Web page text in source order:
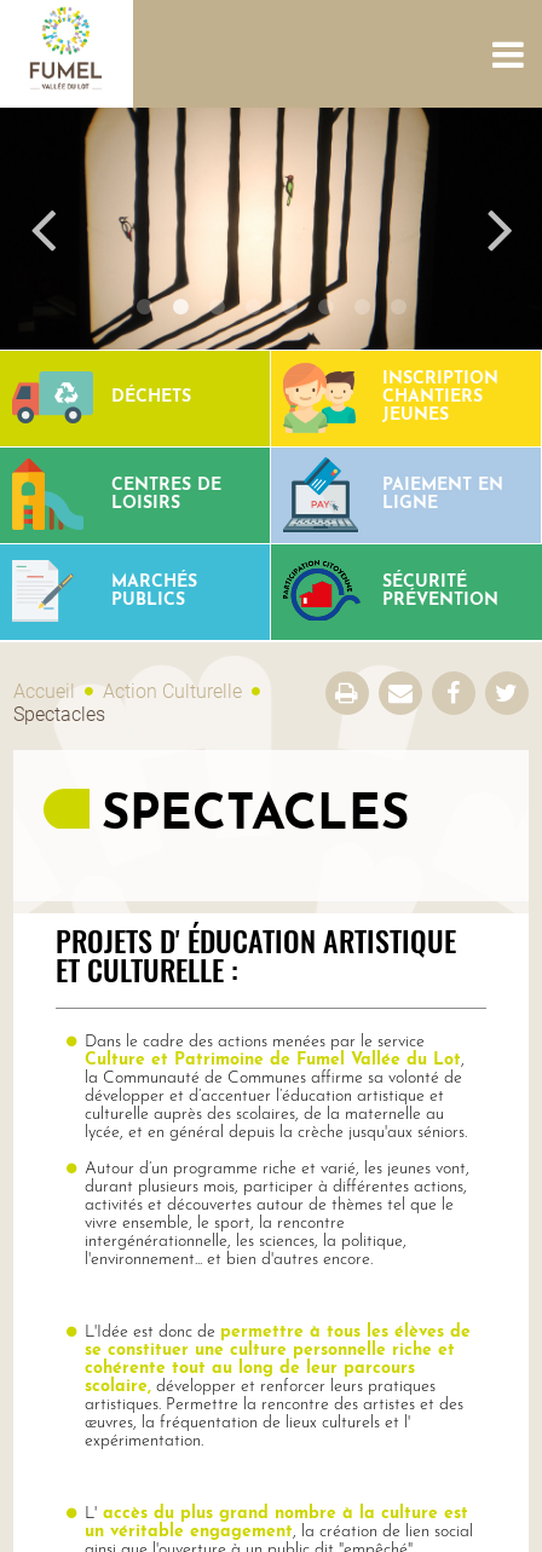
NOUS CONNAÎTRE SERVICES PROJETS
CULTURE PATRIMOINE SITES AQUATIQUES TOURISME
CONTACTS
DÉCHETS
INSCRIPTION
CHANTIERS
JEUNES
CENTRES DE
LOISIRS
PAIEMENT EN
LIGNE
MARCHÉS
PUBLICS
SÉCURITÉ
PRÉVENTION
Accueil
Action Culturelle
Spectacles
SPECTACLES
PROJETS D' ÉDUCATION ARTISTIQUE
ET CULTURELLE :
Dans le cadre des actions menées par le service
Culture et Patrimoine de Fumel Vallée du Lot,
la Communauté de Communes affirme sa volonté de
développer et d’accentuer l’éducation artistique et
culturelle auprès des scolaires, de la maternelle au
lycée, et en général depuis la crèche jusqu'aux séniors.
Autour d’un programme riche et varié, les jeunes vont,
durant plusieurs mois, participer à différentes actions,
activités et découvertes autour de thèmes tel que le
vivre ensemble, le sport, la rencontre
intergénérationnelle, les sciences, la politique,
l'environnement... et bien d'autres encore.
L'Idée est donc de permettre à tous les élèves de
se constituer une culture personnelle riche et
cohérente tout au long de leur parcours
scolaire,développer et renforcer leurs pratiques
artistiques. Permettre la rencontre des artistes et des
œuvres, la fréquentation de lieux culturels et l'
expérimentation.
L'accès du plus grand nombre à la culture est
un véritable engagement, la création de lien social